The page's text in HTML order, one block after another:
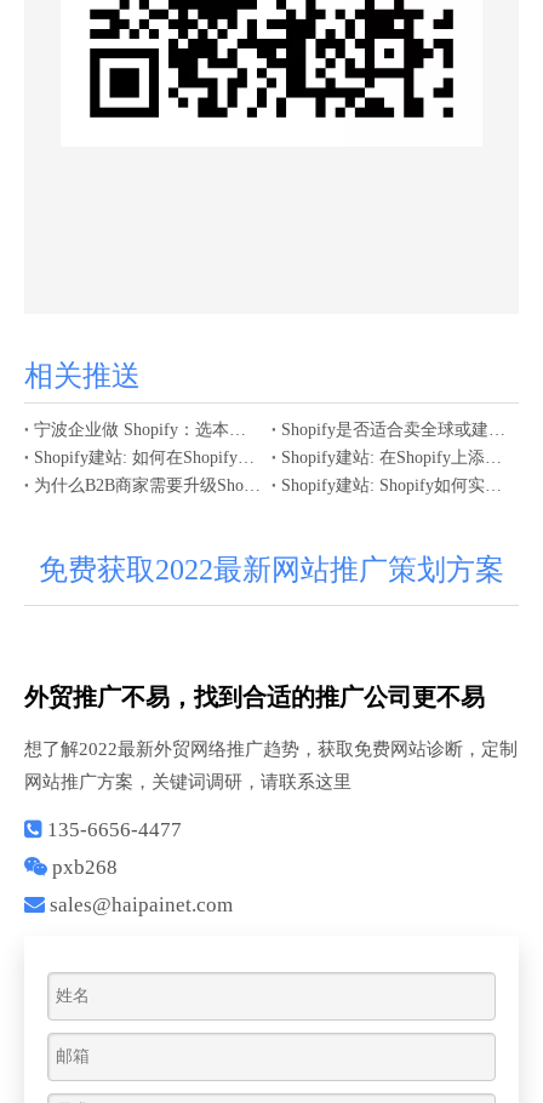
相关推送
免费获取2022最新网站推广策划方案
外贸推广不易，找到合适的推广公司更不易
想了解2022最新外贸网络推广趋势，获取免费网站诊断，定制
网站推广方案，关键词调研，请联系这里
 135-6656-4477
 pxb268
 sales@haipainet.com